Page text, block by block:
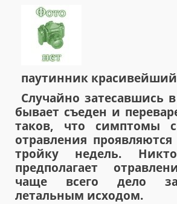
паутинник красивейший
Случайно затесавшись
бывает съеден и
таков, что симптомы
отравления проявляются
тройку недель.
предполагает
чаще всего дело
летальным исходом.